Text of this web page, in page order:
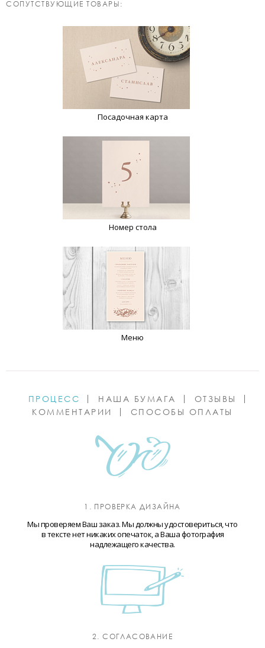
CОПУТСТВУЮЩИЕ ТОВАРЫ:
Посадочная карта
Номер стола
Меню
ПРОЦЕСС НАША БУМАГА
ОТЗЫВЫ
КОММЕНТАРИИ
СПОСОБЫ ОПЛАТЫ
1. ПРОВЕРКА ДИЗАЙНА
Мы проверяем Ваш заказ. Мы должны удостовериться, что
в тексте нет никаких опечаток, а Ваша фотография
надлежащего качества.
2. СОГЛАСОВАНИЕ